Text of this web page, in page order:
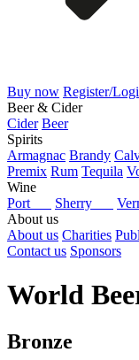
Buy now Register/
Beer & Cider
Cider Beer
Spirits
Armagnac Brandy
Premix Rum Tequila
Wine
Port
Sherry
About us
About us Charities
Contact us Sponsors
World
Bronze